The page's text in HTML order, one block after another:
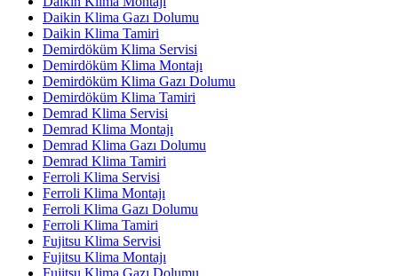
Daikin Klima Gazı Dolumu
Daikin Klima Tamiri
Demirdöküm Klima Servisi
Demirdöküm Klima Montajı
Demirdöküm Klima Gazı Dolumu
Demirdöküm Klima Tamiri
Demrad Klima Servisi
Demrad Klima Montajı
Demrad Klima Gazı Dolumu
Demrad Klima Tamiri
Ferroli Klima Servisi
Ferroli Klima Montajı
Ferroli Klima Gazı Dolumu
Ferroli Klima Tamiri
Fujitsu Klima Servisi
Fujitsu Klima Montajı